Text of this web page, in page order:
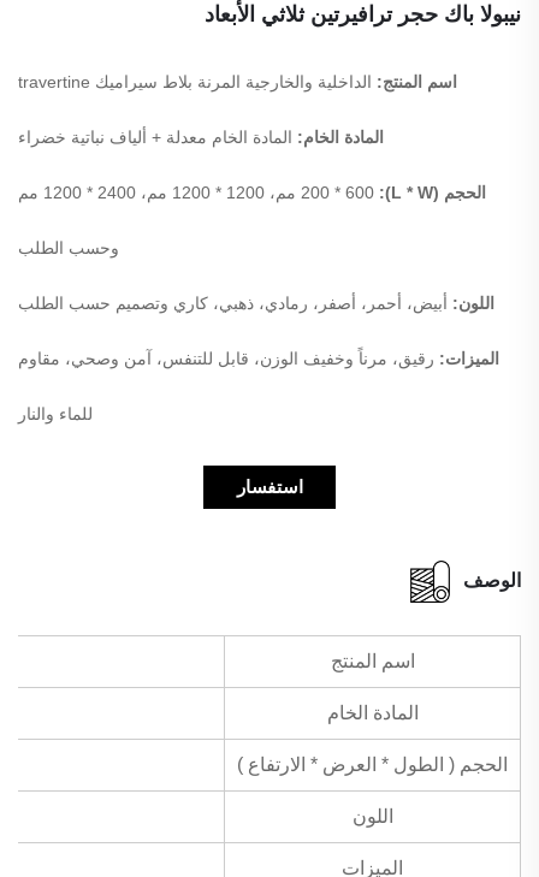
نيبولا باك حجر ترافيرتين ثلاثي الأبعاد
اسم المنتج: الداخلية والخارجية المرنة بلاط سيراميك travertine
المادة الخام: المادة الخام معدلة + ألياف نباتية خضراء
الحجم (L * W): 200 * 600 مم، 1200 * 1200 مم، 2400 * 1200 مم
وحسب الطلب
اللون: أبيض، أحمر، أصفر، رمادي، ذهبي، كاري وتصميم حسب الطلب
الميزات: رقيق، مرناً وخفيف الوزن، قابل للتنفس، آمن وصحي، مقاوم
للماء والنار
استفسار
الوصف
اسم المنتج
المادة الخام
الحجم ( الطول * العرض * الارتفاع )
اللون
الميزات